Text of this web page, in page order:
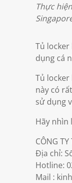
Thực
Tủ
dụng cá
Tủ
này có
sử dụng
Hãy nhìn
CÔNG
Địa chỉ:
Hotline:
Mail :